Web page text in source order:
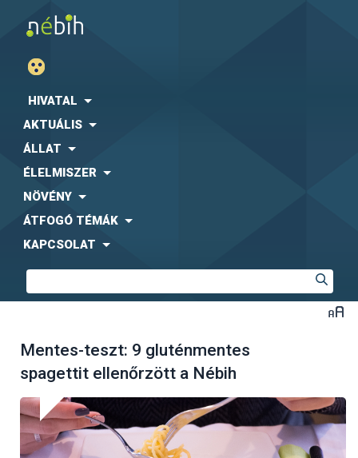
HIVATAL
AKTUÁLIS
ÁLLAT
ÉLELMISZER
NÖVÉNY
ÁTFOGÓ TÉMÁK
KAPCSOLAT
Mentes-teszt: 9 gluténmentes
spagettit ellenőrzött a Nébih